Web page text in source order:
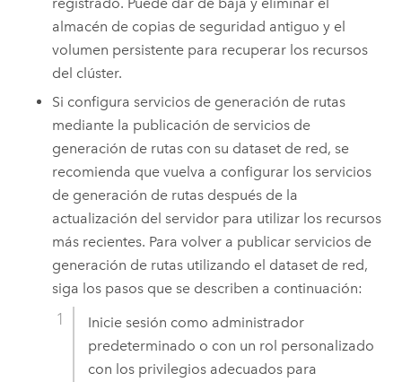
almacén de copias de seguridad antiguo y el
volumen persistente para recuperar los recursos
del clúster.
Si configura servicios de generación de rutas
mediante la publicación de servicios de
generación de rutas con su dataset de red, se
recomienda que vuelva a configurar los servicios
de generación de rutas después de la
actualización del servidor para utilizar los recursos
más recientes. Para volver a publicar servicios de
generación de rutas utilizando el dataset de red,
siga los pasos que se describen a continuación:
Inicie sesión como administrador
predeterminado o con un rol personalizado
con los privilegios adecuados para